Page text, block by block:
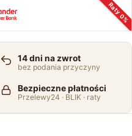
Raty 0%
14 dni na zwrot
bez podania przyczyny
Bezpieczne płatności
Przelewy24 · BLIK · raty